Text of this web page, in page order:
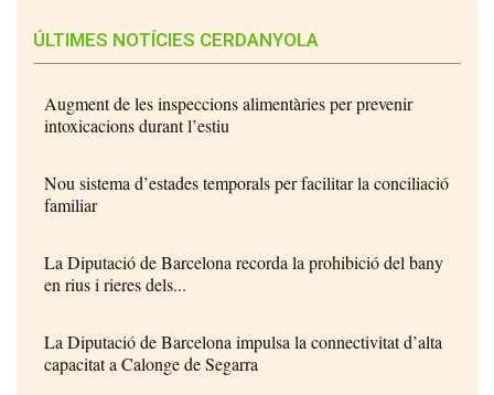
ÚLTIMES NOTÍCIES CERDANYOLA
Augment de les inspeccions alimentàries per prevenir
intoxicacions durant l’estiu
Nou sistema d’estades temporals per facilitar la conciliació
familiar
La Diputació de Barcelona recorda la prohibició del bany
en rius i rieres dels...
La Diputació de Barcelona impulsa la connectivitat d’alta
capacitat a Calonge de Segarra